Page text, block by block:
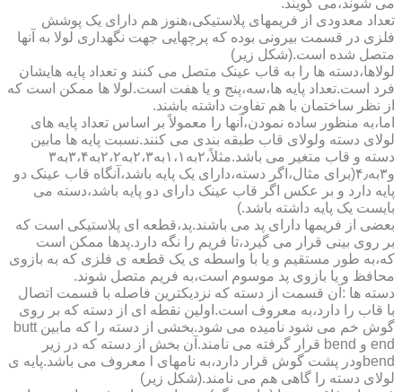
می شوند،می گویند.
تعداد معدودی از فریمهای پلاستیکی،هنوز هم دارای یک پوشش
فلزی در قسمت بیرونی بوده که پرچهایی جهت نگهداری لولا به آنها
متصل شده است.(شکل زیر)
لولاها،دسته ها را به قاب عینک متصل می کنند و تعداد پایه هایشان
فرد است.تعداد پایه ها،سه،پنج و یا هفت است.لولا ها ممکن است که
از نظر ساختمان با هم تفاوت داشته باشند.
اما،به منظور ساده نمودن،آنها را معمولاً بر اساس تعداد پایه های
لولای دسته ولولای قاب طبقه بندی می کنند.نسبت پایه ها مابین
دسته و قاب متغیر می باشد.مثلاً،۲به۱،۱به۲،۳به۲،۲به۳،۴به۳
و۳به۴٫(برای مثال،اگر دسته،دارای یک پایه باشد،آنگاه قاب عینک دو
پایه دارد و بر عکس اگر قاب عینک دارای دو پایه باشد،دسته می
بایست یک پایه داشته باشد.)
بعضی از فریمها دارای پد می باشند.پد،قطعه ای پلاستیکی است که
بر روی بینی قرار می گیرد،تا فریم را نگه دارد.پدها ممکن است
که،به طور مستقیم و یا با واسطه ی یک قطعه ی فلزی که به بازوی
محافظ و یا بازوی پد موسوم است،به فریم متصل شوند.
دسته ها :آن قسمت از دسته که نزدیکترین فاصله با قسمت اتصال
با قاب را دارد،به معروف است.اولین نقطه ای از دسته که بر روی
گوش خم می شود نامیده می شود.بخشی از دسته را که مابین butt
end و bend قرار گرفته می نامند.آن بخش از دسته که در زیر
bendودر پشت گوش قرار دارد،به نامهای l معروف می باشد.پایه ی
لولای دسته را گاهی هم می نامند.(شکل زیر)